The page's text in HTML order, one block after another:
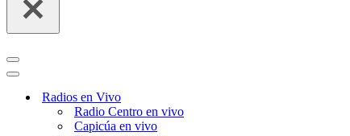
Radios en Vivo
Radio Centro en vivo
Capicúa en vivo